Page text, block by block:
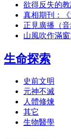
欲得反失的教
真相期刊：《
正見廣播（
山風吹作滿
生命探索
史前文明
元神不滅
人體修煉
其它
生物醫學